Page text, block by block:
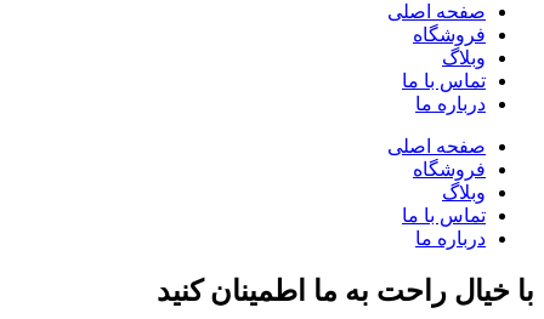
صفحه اصلی
فروشگاه
وبلاگ
تماس با ما
درباره ما
صفحه اصلی
فروشگاه
وبلاگ
تماس با ما
درباره ما
با خیال راحت به ما اطمینان کنید